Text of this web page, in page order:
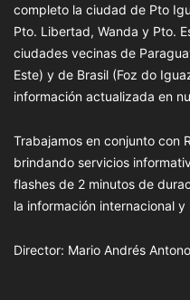
completo la ciudad de Pto
Pto. Libertad, Wanda y Pto.
ciudades vecinas de
Este) y de Brasil (Foz do
información actualizada en
Trabajamos en conjunto con
brindando servicios
flashes de 2 minutos de
la información internacional y
Director: Mario Andrés